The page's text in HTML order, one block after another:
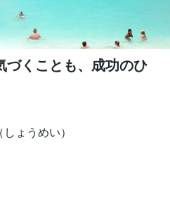
づくことも、成功のひ
ょうめい）